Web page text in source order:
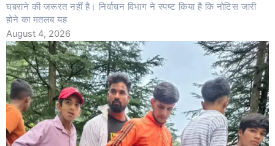
घबराने की जरूरत नहीं है। निर्वाचन विभाग ने स्पष्ट किया है कि नोटिस जारी
होने का मतलब यह
August 4, 2026